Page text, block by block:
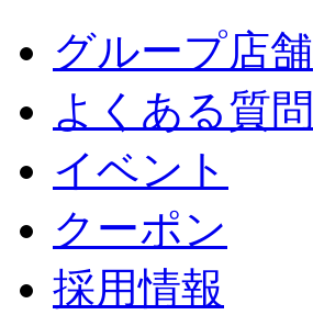
グループ店舗
よくある質問
イベント
クーポン
採用情報